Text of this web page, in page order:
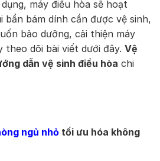
máy điều hòa sẽ hoạt
bẩn bám dính cần được vệ sinh,
bảo dưỡng, cải thiện máy
theo dõi bài viết dưới đây. Vệ
dẫn vệ sinh điều hòa chi
ngủ nhỏtối ưu hóa không